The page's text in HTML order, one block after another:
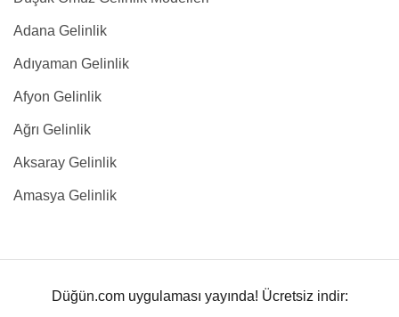
Adana Gelinlik
Adıyaman Gelinlik
Afyon Gelinlik
Ağrı Gelinlik
Aksaray Gelinlik
Amasya Gelinlik
Düğün.com uygulaması yayında! Ücretsiz indir: